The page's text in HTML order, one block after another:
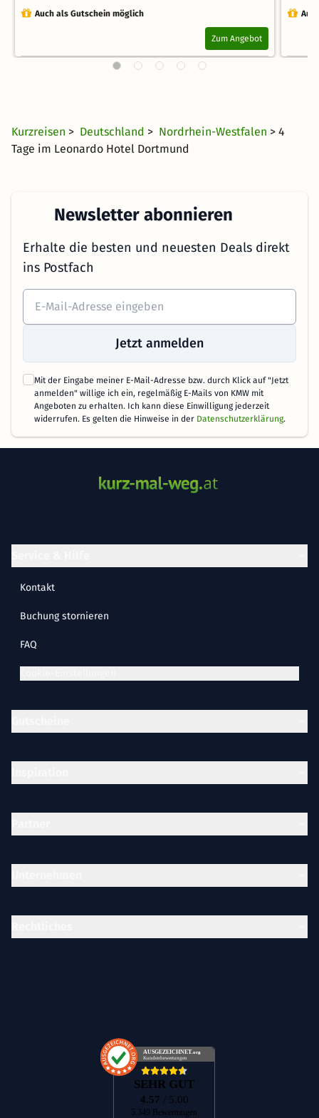
Auch als Gutschein möglich
Zum Angebot
Kurzreisen > Deutschland > Nordrhein-Westfalen > 4
Tage im Leonardo Hotel Dortmund
Newsletter abonnieren
Erhalte die besten und neuesten Deals direkt
ins Postfach
Jetzt anmelden
Mit der Eingabe meiner E-Mail-Adresse bzw. durch Klick auf "Jetzt
anmelden" willige ich ein, regelmäßig E-Mails von KMW mit
Angeboten zu erhalten. Ich kann diese Einwilligung jederzeit
widerrufen. Es gelten die Hinweise in der Datenschutzerklärung.
AUSGEZEICHNET .org
Kundenbewertungen
SEHR GUT
4.57 / 5.00
5.349 Bewertungen
Kontakt
Buchung stornieren
FAQ